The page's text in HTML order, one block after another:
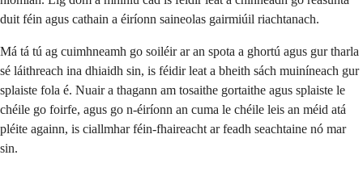
duit féin agus cathain a éiríonn saineolas gairmiúil riachtanach.
Má tá tú ag cuimhneamh go soiléir ar an spota a ghortú agus gur tharla
sé láithreach ina dhiaidh sin, is féidir leat a bheith sách muiníneach gur
splaiste fola é. Nuair a thagann am tosaithe gortaithe agus splaiste le
chéile go foirfe, agus go n-éiríonn an cuma le chéile leis an méid atá
pléite againn, is ciallmhar féin-fhaireacht ar feadh seachtaine nó mar
sin.